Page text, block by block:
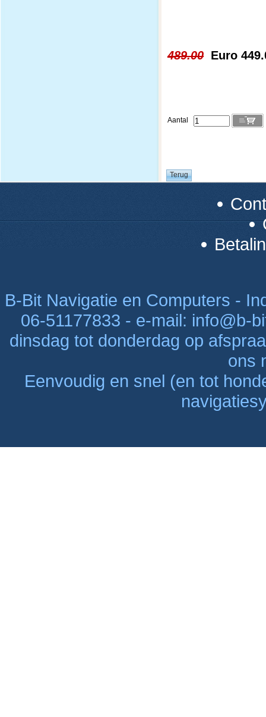
489.00 Euro
Aantal
B-Bit Navigatie en Computers -
06-51177833 - e-mail: info@b-
dinsdag tot donderdag op
ons
Eenvoudig en snel (en tot